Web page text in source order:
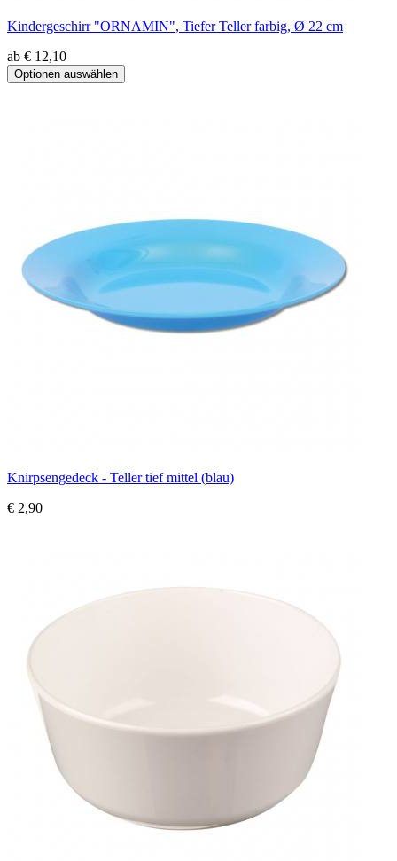
Kindergeschirr "ORNAMIN", Tiefer Teller farbig, Ø 22 cm
ab € 12,10
Knirpsengedeck - Teller tief mittel (blau)
€ 2,90